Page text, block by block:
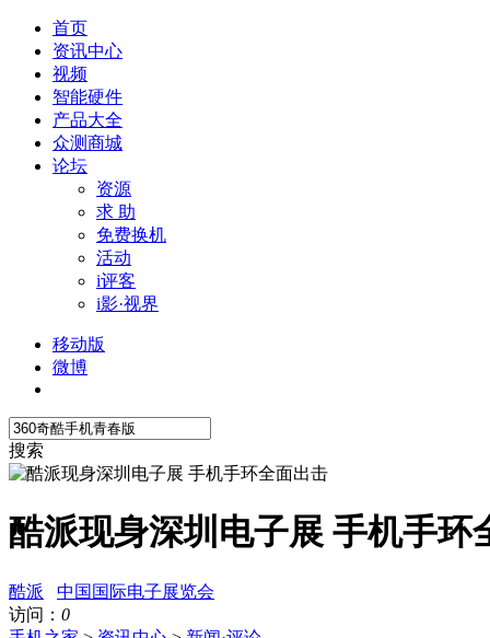
首页
资讯中心
视频
智能硬件
产品大全
众测商城
论坛
资源
求 助
免费换机
活动
i评客
i影·视界
移动版
微博
搜索
酷派现身深圳电子展 手机手环
酷派
中国国际电子展览会
访问： 0